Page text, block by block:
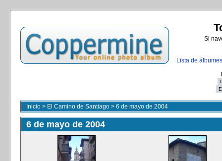
Si
Lista de álbumes
Inicio > El Camino de Santiago > 6 de mayo de 2004
6 de mayo de 2004